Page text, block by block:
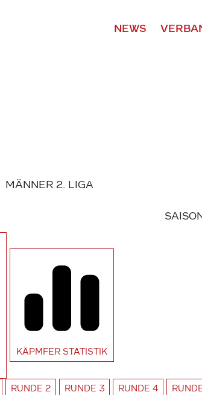
NEWS
MÄNNER 2. LIGA
KÄPMFER STATISTIK
RUNDE 2 RUNDE 3 RUNDE 4